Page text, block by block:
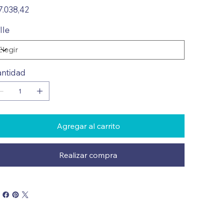
Agregar al carrito
Realizar compra